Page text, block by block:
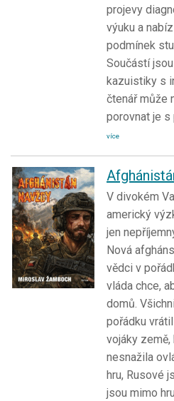
projevy
výuku a
podmínek
Součástí
kazuistiky s
čtenář může
porovnat je s
více
V divokém
americký
jen
Nová
vědci v
vláda chce,
domů.
pořádku
vojáky
nesnažila
hru, Rusové
jsou mimo